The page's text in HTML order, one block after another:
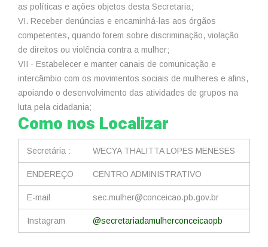
as políticas e ações objetos desta Secretaria;
VI. Receber denúncias e encaminhá-las aos órgãos
competentes, quando forem sobre discriminação, violação
de direitos ou violência contra a mulher;
VII - Estabelecer e manter canais de comunicação e
intercâmbio com os movimentos sociais de mulheres e afins,
apoiando o desenvolvimento das atividades de grupos na
luta pela cidadania;
Como nos Localizar
Secretária : WECYA THALITTA LOPES MENESES
ENDEREÇO CENTRO ADMINISTRATIVO
E-mail sec.mulher@conceicao.pb.gov.br
Instagram @secretariadamulherconceicaopb